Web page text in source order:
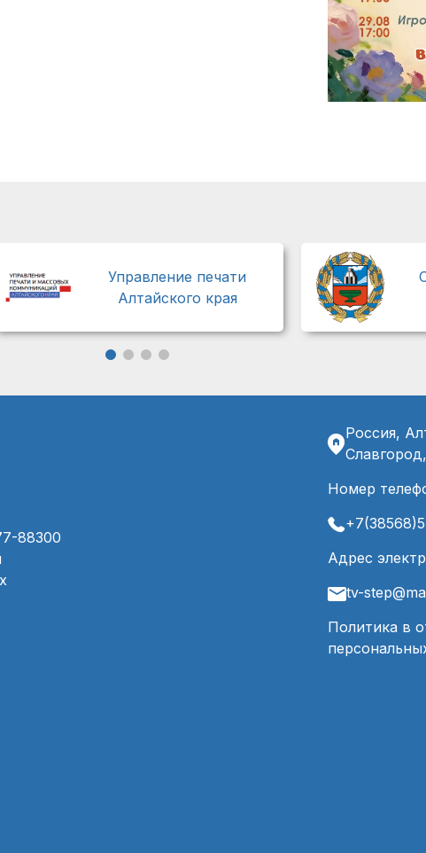
Управление печати
Алтайского края
88300
Россия,
Номер
Адрес
tv-
Политика в